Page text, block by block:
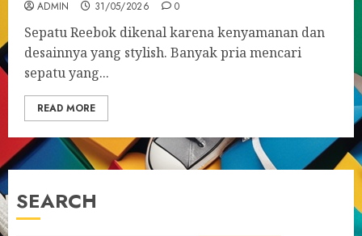
ADMIN 31/05/2026 0
Sepatu Reebok dikenal karena kenyamanan dan
desainnya yang stylish. Banyak pria mencari
sepatu yang...
READ MORE
SEARCH